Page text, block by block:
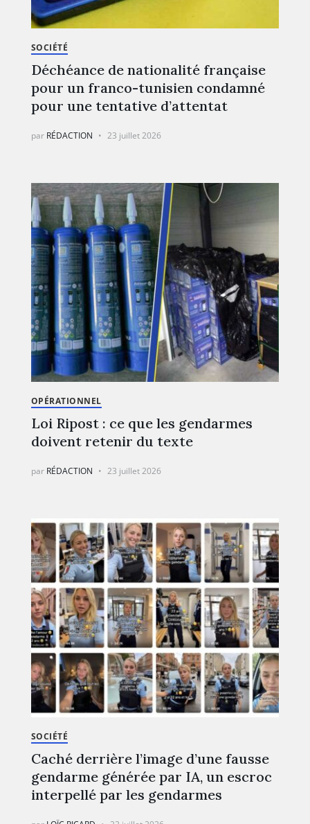
SOCIÉTÉ
Déchéance de nationalité française
pour un franco-tunisien condamné
pour une tentative d’attentat
par RÉDACTION 23 juillet 2026
OPÉRATIONNEL
Loi Ripost : ce que les gendarmes
doivent retenir du texte
par RÉDACTION 23 juillet 2026
SOCIÉTÉ
Caché derrière l’image d’une fausse
gendarme générée par IA, un escroc
interpellé par les gendarmes